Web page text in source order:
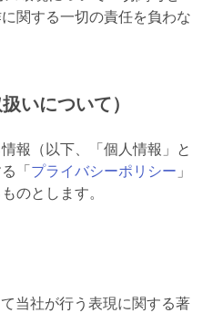
関する一切の責任を負わな
いについて）
報（以下、「個人情報」と
「プライバシーポリシー 」
のとします。
当社が行う表現に関する著